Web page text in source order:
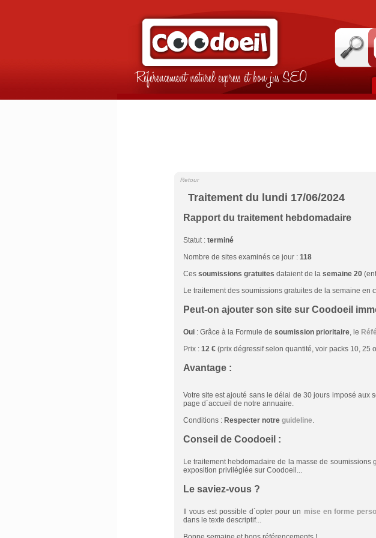
Référencement naturel express et bon jus SEO
Traitement du lundi 17/06/2024
Retour
Rapport du traitement hebdomadaire
Statut : terminé
Nombre de sites examinés ce jour : 118
Ces soumissions gratuites dataient de la semaine 20
Le traitement des soumissions gratuites de la semaine en
Peut-on ajouter son site sur Coodoeil
Oui: Grâce à la Formule de soumission prioritaire, le
Prix : 12 €(prix dégressif selon quantité, voir packs 10, 25
Avantage :
Votre site est ajouté sans le délai de 30 jours imposé aux
page d´accueil de notre annuaire.
Conditions : Respecter notre guideline.
Conseil de Coodoeil :
Le traitement hebdomadaire de la masse de soumissions
exposition privilégiée sur Coodoeil...
Le saviez-vous ?
Il vous est possible d´opter pour un mise en forme
dans le texte descriptif...